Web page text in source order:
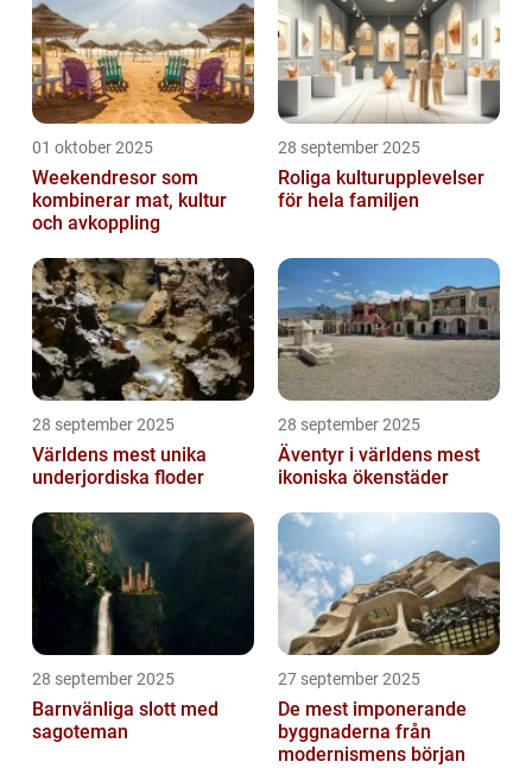
01 oktober 2025
Weekendresor som
kombinerar mat, kultur
och avkoppling
28 september 2025
Roliga kulturupplevelser
för hela familjen
28 september 2025
Världens mest unika
underjordiska floder
28 september 2025
Äventyr i världens mest
ikoniska ökenstäder
28 september 2025
Barnvänliga slott med
sagoteman
27 september 2025
De mest imponerande
byggnaderna från
modernismens början